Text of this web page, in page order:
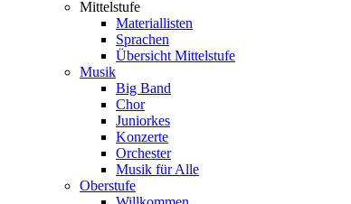
Mittelstufe
Materiallisten
Sprachen
Übersicht Mittelstufe
Musik
Big Band
Chor
Juniorkes
Konzerte
Orchester
Musik für Alle
Oberstufe